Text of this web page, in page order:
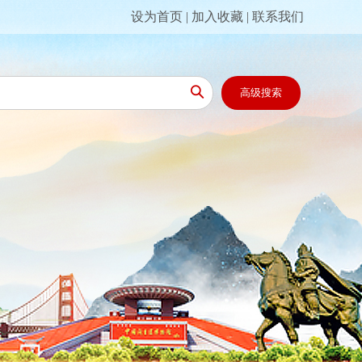
设为首页 | 加入收藏 | 联系我们
 高级搜索